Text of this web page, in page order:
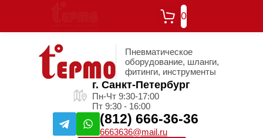
0
Пневматическое
оборудование, шланги,
фитинги, инструменты
г. Санкт-Петербург
Пн-Чт 9:30-17:00
Пт 9:30 - 16:00
(812) 666-36-36
6663636@mail.ru